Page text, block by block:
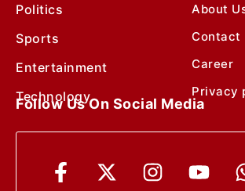
Politics
Sports
Entertainment
Technology
About
Contact
Career
Privacy
Follow Us On Social Media